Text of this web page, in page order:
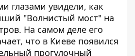
глазами увидели, как
"Волнистый мост" на
На самом деле его
что в Киеве появился
прогулочный